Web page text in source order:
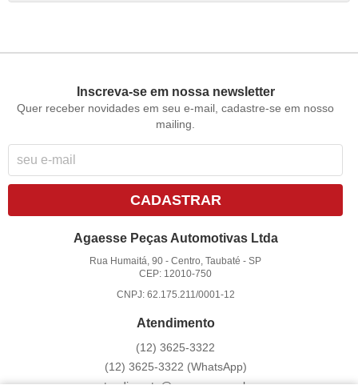
Inscreva-se em nossa newsletter
Quer receber novidades em seu e-mail, cadastre-se em nosso
mailing.
CADASTRAR
Agaesse Peças Automotivas Ltda
Rua Humaitá, 90 -Centro, Taubaté -SP
CEP: 12010-750
CNPJ: 62.175.211/0001-12
Atendimento
(12) 3625-3322
(12) 3625-3322 (WhatsApp)
atendimento@agaesse.com.br